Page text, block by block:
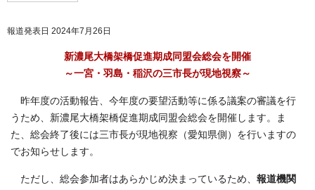
報道発表日 2024年7月26日
新濃尾大橋架橋促進期成同盟会総会を開催
～一宮・羽島・稲沢の三市長が現地視察～
昨年度の活動報告、今年度の要望活動等に係る議案の審議を行
うため、新濃尾大橋架橋促進期成同盟会総会を開催します。ま
た、総会終了後には三市長が現地視察（愛知県側）を行いますの
でお知らせします。
ただし、総会参加者はあらかじめ決まっているため、 報道機関